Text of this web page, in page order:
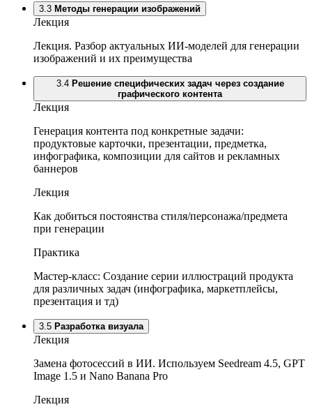
3.3 Методы генерации изображений
Лекция
Лекция. Разбор актуальных ИИ-моделей для генерации
изображений и их преимущества
3.4 Решение специфических задач через создание
графического контента
Лекция
Генерация контента под конкретные задачи:
продуктовые карточки, презентации, предметка,
инфографика, композиции для сайтов и рекламных
баннеров
Лекция
Как добиться постоянства стиля/персонажа/предмета
при генерации
Практика
Мастер-класс: Создание серии иллюстраций продукта
для различных задач (инфографика, маркетплейсы,
презентация и тд)
3.5 Разработка визуала
Лекция
Замена фотосессий в ИИ. Используем Seedream 4.5, GPT
Image 1.5 и Nano Banana Pro
Лекция